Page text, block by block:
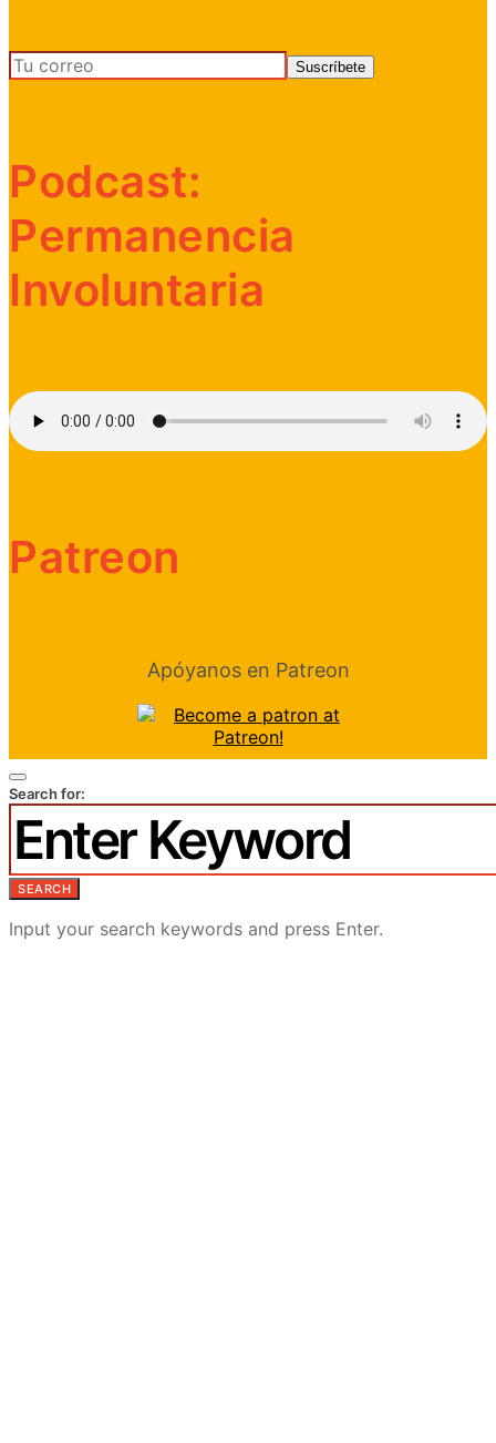
Podcast:
Permanencia
Involuntaria
Patreon
Apóyanos en Patreon
Search for:
SEARCH
Input your search keywords and press Enter.